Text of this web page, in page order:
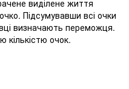
виділене життя
Підсумувавши всі очки
визначають переможця.
кількістю очок.